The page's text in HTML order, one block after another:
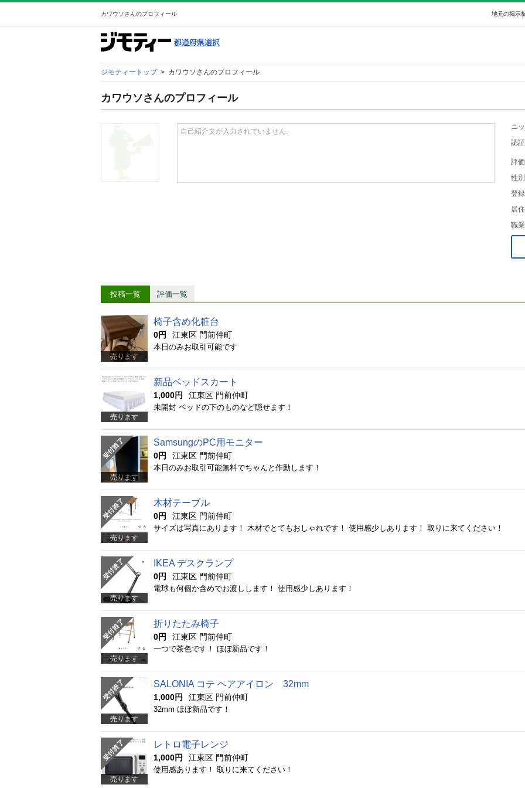
カワウソさんのプロフィール 地元の掲示
ジモティートップ > カワウソさんのプロフィール
カワウソさんのプロフィール
自己紹介文が入力されていません。
ニ
認証
評価
性別
登
居
職業
投稿一覧 評価一覧
売ります
椅子含め化粧台
0円 江東区 門前仲町
本日のみお取引可能です
売ります
新品ベッドスカート
1,000円 江東区 門前仲町
未開封 ベッドの下のものなど隠せます！
売ります
SamsungのPC用モニター
0円 江東区 門前仲町
本日のみお取引可能無料でちゃんと作動します！
売ります
木材テーブル
0円 江東区 門前仲町
サイズは写真にあります！ 木材でとてもおしゃれです！ 使用感少しあります！ 取りに来てください！
売ります
IKEA デスクランプ
0円 江東区 門前仲町
電球も何個か含めでお渡しします！ 使用感少しあります！
売ります
折りたたみ椅子
0円 江東区 門前仲町
一つで茶色です！ ほぼ新品です！
売ります
SALONIA コテ ヘアアイロン 32mm
1,000円 江東区 門前仲町
32mm ほぼ新品です！
売ります
レトロ電子レンジ
1,000円 江東区 門前仲町
使用感あります！ 取りに来てください！